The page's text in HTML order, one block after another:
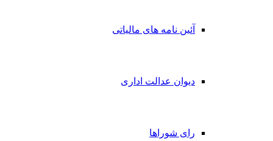
آئین نامه های مالیاتی
دیوان عدالت اداری
رای شوراها